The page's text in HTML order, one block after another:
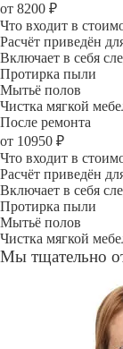
от 8200 ₽
Что входит в
Расчёт приведён
Включает в себя
Протирка пыли
Мытьё полов
Чистка мягкой
После ремонта
от 10950 ₽
Что входит в
Расчёт приведён
Включает в себя
Протирка пыли
Мытьё полов
Чистка мягкой
Мы тщательно